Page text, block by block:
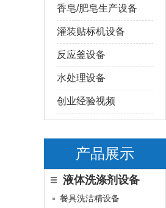
香皂/肥皂生产设备
灌装贴标机设备
反应釜设备
水处理设备
创业经验视频
产品展示
液体洗涤剂设备
餐具洗洁精设备